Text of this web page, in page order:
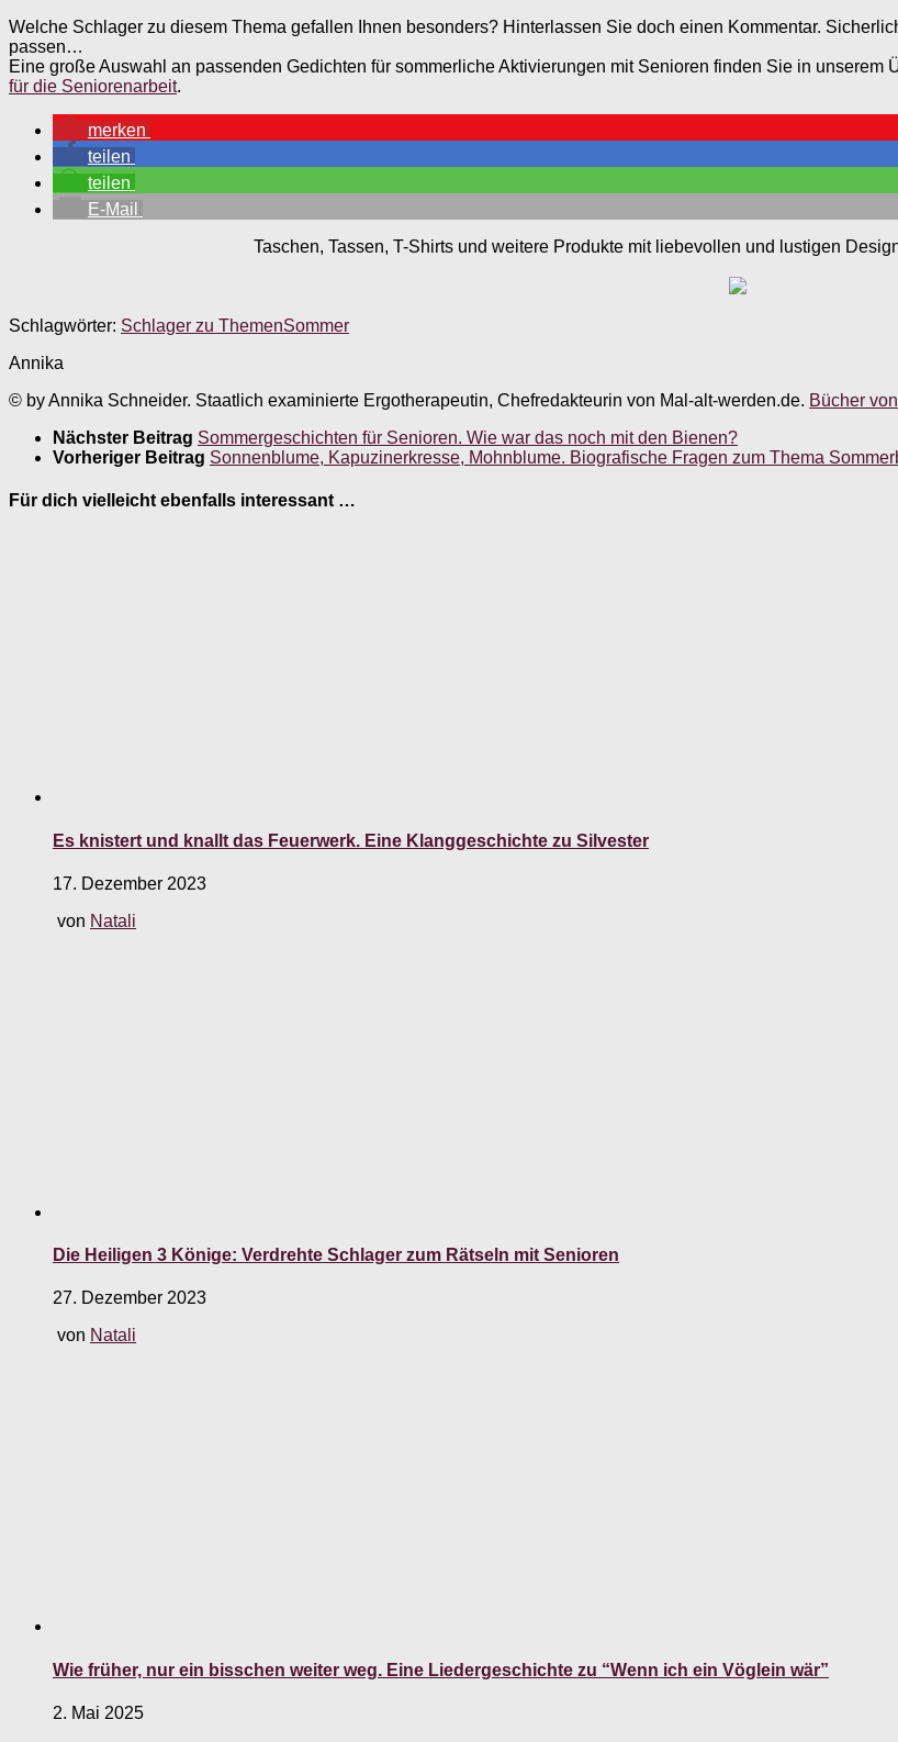
Welche Schlager zu diesem Thema gefallen Ihnen besonders? Hinterlassen Sie doch einen Kommentar.
passen…
Eine große Auswahl an passenden Gedichten für sommerliche Aktivierungen mit Senioren finden Sie in unserem
für die Seniorenarbeit.
merken
teilen
teilen
E-Mail
Taschen, Tassen, T-Shirts und weitere Produkte mit liebevollen und lustigen
Schlagwörter: Schlager zu ThemenSommer
Annika
© by Annika Schneider. Staatlich examinierte Ergotherapeutin, Chefredakteurin von Mal-alt-werden.de. Bücher
Nächster Beitrag Sommergeschichten für Senioren. Wie war das noch mit den Bienen?
Vorheriger Beitrag Sonnenblume, Kapuzinerkresse, Mohnblume. Biografische Fragen zum Thema
Für dich vielleicht ebenfalls interessant …
Es knistert und knallt das Feuerwerk. Eine Klanggeschichte zu Silvester
17. Dezember 2023
von Natali
Die Heiligen 3 Könige: Verdrehte Schlager zum Rätseln mit Senioren
27. Dezember 2023
von Natali
Wie früher, nur ein bisschen weiter weg. Eine Liedergeschichte zu “Wenn ich ein Vöglein wär”
2. Mai 2025